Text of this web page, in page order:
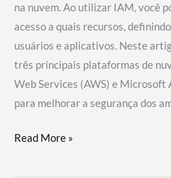
na nuvem. Ao utilizar IAM, você
acesso a quais recursos,
usuários e aplicativos. Neste
três principais plataformas de
Web Services (AWS) e Microsoft
para melhorar a segurança dos
Gerenciamento
Read More »